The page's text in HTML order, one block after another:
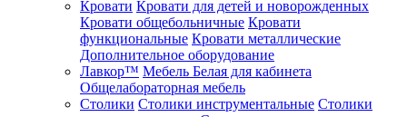
Кровати Кровати для детей и новорожденных
Кровати общебольничные Кровати
функциональные Кровати металлические
Дополнительное оборудование
Лавкор™ Мебель Белая для кабинета
Общелабораторная мебель
Столики Столики инструментальные Столики